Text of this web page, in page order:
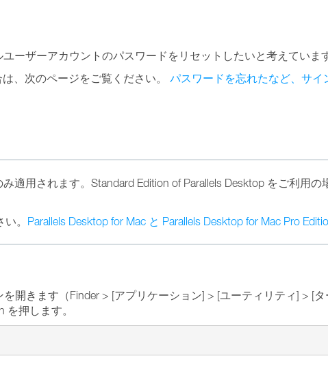
ーザーアカウントのパスワードをリセットしたいと考えていま
、次のページをご覧ください。 パスワードを忘れたなど、サ
適用されます。Standard Edition of Parallels Desktop をご利用の
。 Parallels Desktop for Mac と Parallels Desktop for Mac Pro
開きます（Finder > [アプリケーション] > [ユーティリティ] > [
押します。